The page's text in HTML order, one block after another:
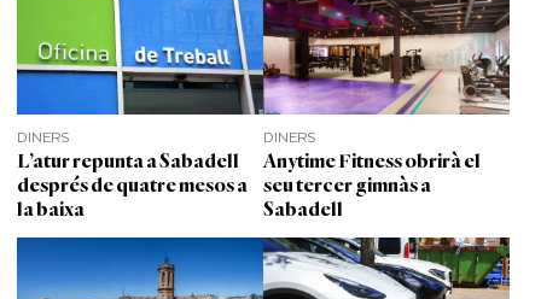
DINERS
L’atur repunta a Sabadell
després de quatre mesos a
la baixa
DINERS
Anytime Fitness obrirà el
seu tercer gimnàs a
Sabadell